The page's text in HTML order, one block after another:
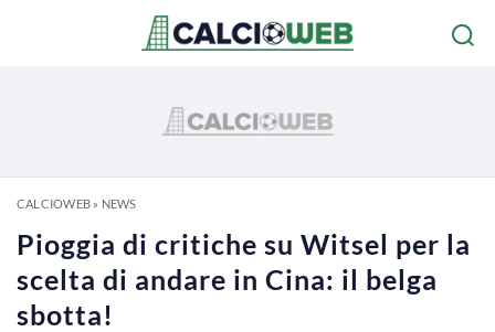
CALCIOWEB» NEWS
Pioggia di critiche su Witsel per la
scelta di andare in Cina: il belga
sbotta!